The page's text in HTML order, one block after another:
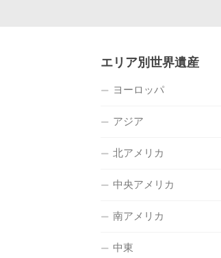
エリア別世界遺産
ヨーロッパ
アジア
北アメリカ
中央アメリカ
南アメリカ
中東